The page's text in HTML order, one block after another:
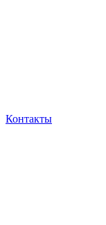
Контакты